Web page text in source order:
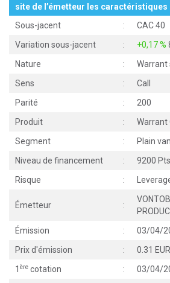
site de l’émetteur les caractéristiques
Sous-jacent
:
CAC 40
Variation sous-jacent
: +0,17 %
Nature
:
Warrant
Sens
:
Call
Parité
:
200
Produit
:
Warrant
Segment
:
Plain
Niveau de financement
:
9200 Pts
Risque
:
Émetteur :
Émission
:
03/04/
Prix d'émission
:
0.31 EUR
1 ère cotation :
03/04/